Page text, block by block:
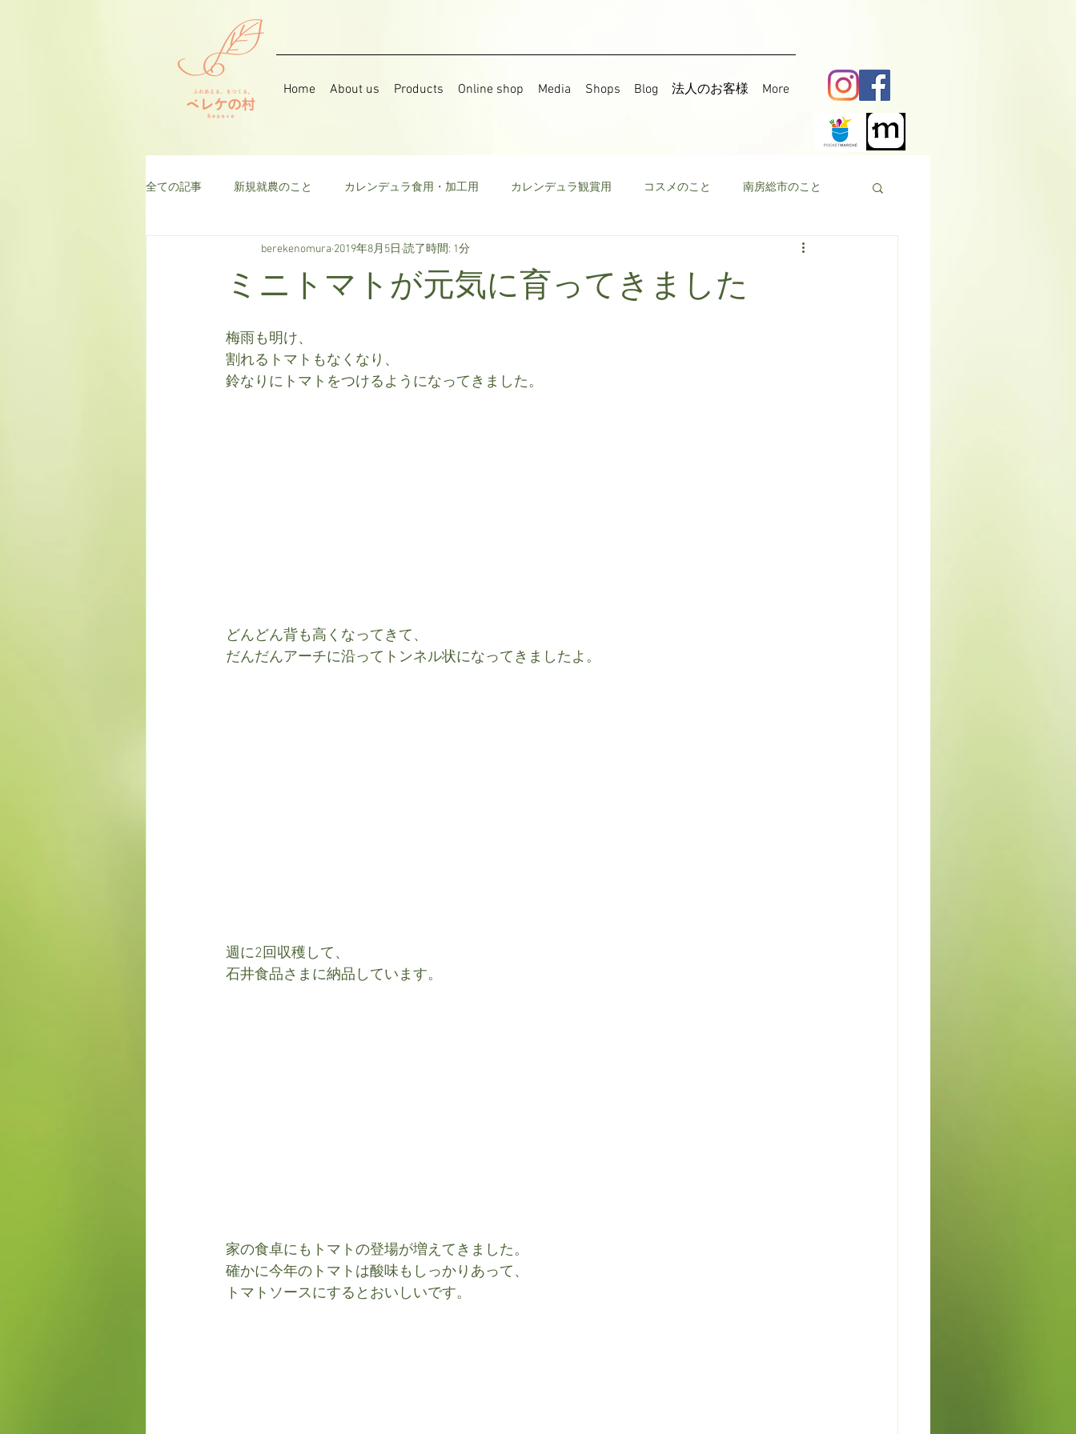
Home About us Products Online shop Media Shops Blog 法人のお客様 More
全ての記事 新規就農のこと カレンデュラ食用・加工用 カレンデュラ観賞用 コスメのこと 南房総市のこと
そら豆 ハーブ 果樹 食用菜の花
ミニトマトが元気に育ってきました
berekenomura 2019年8月5日 読了時間: 1分
梅雨も明け、
割れるトマトもなくなり、
鈴なりにトマトをつけるようになってきました。
どんどん背も高くなってきて、
だんだんアーチに沿ってトンネル状になってきましたよ。
週に2回収穫して、
石井食品さまに納品しています。
家の食卓にもトマトの登場が増えてきました。
確かに今年のトマトは酸味もしっかりあって、
トマトソースにするとおいしいです。